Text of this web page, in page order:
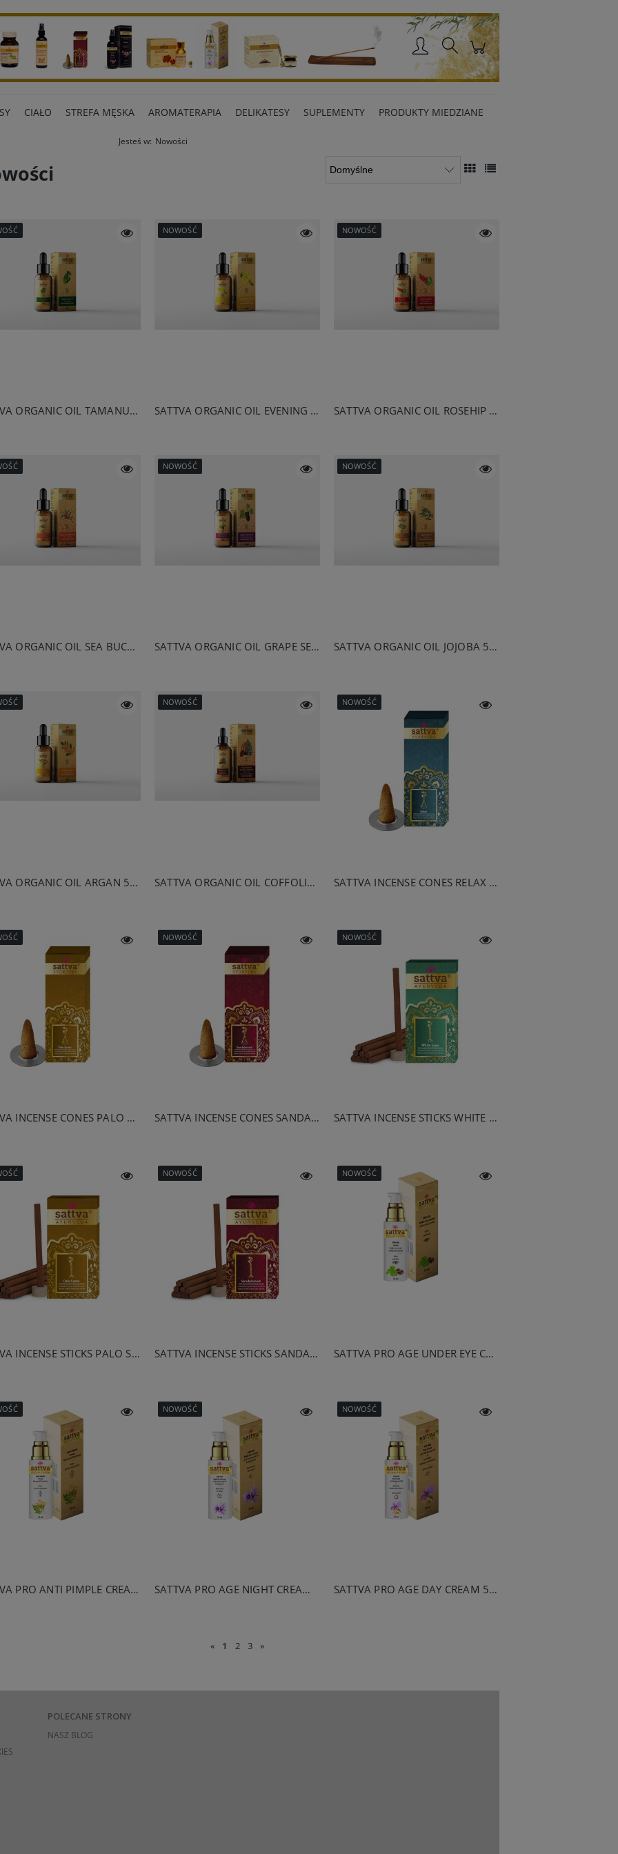
CIAŁO STREFA MĘSKA AROMATERAPIA DELIKATESY SUPLEMENTY PRODUKTY MIEDZIANE
Jesteś w: Nowości
SATTVA ORGANIC OIL TAMANU 50ML SATTVA ORGANIC OIL EVENING PRIMROSE 50ML
NOWOŚĆ
SATTVA ORGANIC OIL ROSEHIP 50ML
NOWOŚĆ
SATTVA ORGANIC OIL SEA BUCKTHORN 50ML SATTVA ORGANIC OIL GRAPE SEED 50ML
NOWOŚĆ
SATTVA ORGANIC OIL JOJOBA 50ML
NOWOŚĆ
SATTVA ORGANIC OIL ARGAN 50ML SATTVA ORGANIC OIL COFFOLIVE (MASSAGE) 100ML
NOWOŚĆ
SATTVA INCENSE CONES RELAX (ŚWIERK) 20G
NOWOŚĆ
SATTVA INCENSE CONES PALO SANTO 20G SATTVA INCENSE CONES SANDALWOOD 20G
NOWOŚĆ
SATTVA INCENSE STICKS WHITE SAGE 20G
NOWOŚĆ
SATTVA INCENSE STICKS PALO SANTO 20G SATTVA INCENSE STICKS SANDALWOOD 20G
NOWOŚĆ
SATTVA PRO AGE UNDER EYE CREAM 30ML
NOWOŚĆ
SATTVA PRO ANTI PIMPLE CREAM 50ML SATTVA PRO AGE NIGHT CREAM 50ML
NOWOŚĆ
SATTVA PRO AGE DAY CREAM 50ML
NOWOŚĆ
« 1 2 3 »
POLECANE STRONY
NASZ BLOG